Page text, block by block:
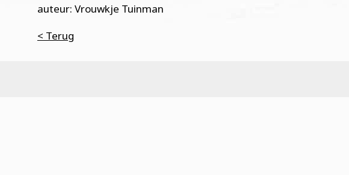
auteur: Vrouwkje Tuinman
< Terug